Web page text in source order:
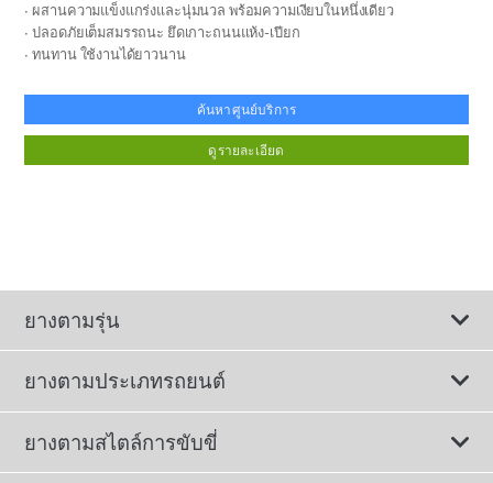
ผสานความแข็งแกร่งและนุ่มนวล พร้อมความเงียบในหนึ่งเดียว
ปลอดภัยเต็มสมรรถนะ ยึดเกาะถนนแห้ง-เปียก
ทนทาน ใช้งานได้ยาวนาน
ค้นหาศูนย์บริการ
ดูรายละเอียด
ยางตามรุ่น
ยางตามประเภทรถยนต์
ดูยางทั้งหมด
ยางตามสไตล์การขับขี่